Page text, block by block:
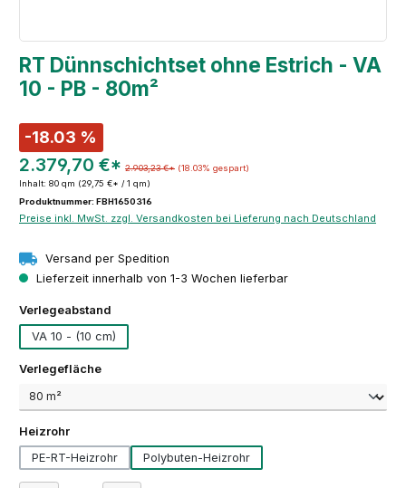
RT Dünnschichtset ohne Estrich - VA
10 - PB - 80m²
-18.03 %
2.379,70 €* 2.903,23 €* (18.03% gespart)
Inhalt: 80 qm (29,75 €* / 1 qm)
Produktnummer: FBH1650316
Preise inkl. MwSt. zzgl. Versandkosten bei Lieferung nach Deutschland
Versand per Spedition
Lieferzeit innerhalb von 1-3 Wochen lieferbar
Verlegeabstand
VA 10 - (10 cm)
Verlegeflächeauswählen
Heizrohrauswählen
PE-RT-Heizrohr
Polybuten-Heizrohr